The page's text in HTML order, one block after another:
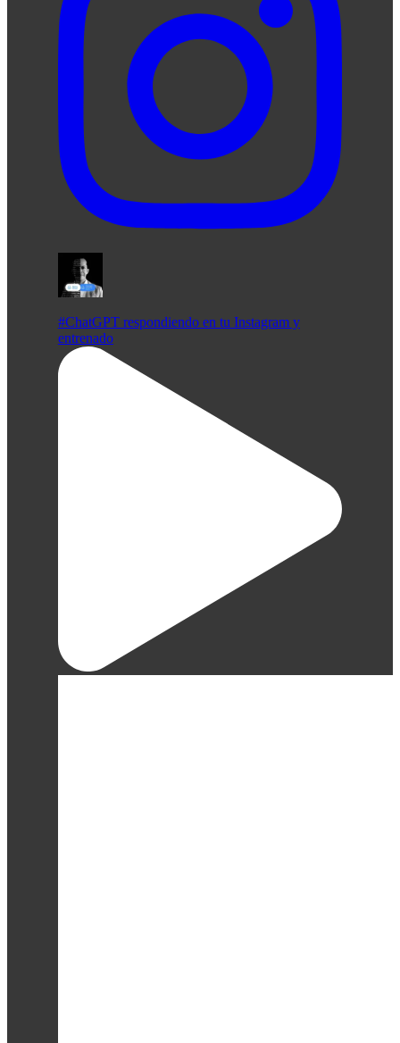
#ChatGPT respondiendo en tu Instagram y
entrenado